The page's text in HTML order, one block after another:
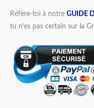
Réfère-toi à notre GUIDE
tu n’es pas certain sur la